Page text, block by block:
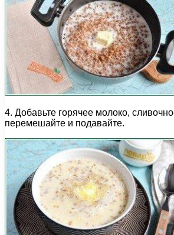
4. Добавьте горячее молоко,
перемешайте и подавайте.